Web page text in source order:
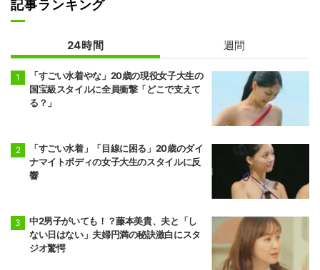
記事ランキング
24時間 週間
「すごい水着やな」20歳の現役女子大生の
国宝級スタイルに全員衝撃「どこで支えて
る？」
「すごい水着」「目線に困る」20歳のダイ
ナマイトボディの女子大生のスタイルに反
響
中2男子がいても！？藤本美貴、夫と「し
ない日はない」夫婦円満の秘訣激白にスタ
ジオ驚愕